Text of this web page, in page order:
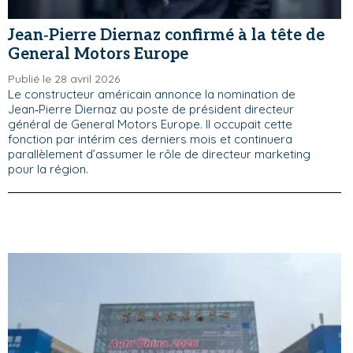
Jean‑Pierre Diernaz confirmé à la tête de
General Motors Europe
Publié le 28 avril 2026
Le constructeur américain annonce la nomination de
Jean‑Pierre Diernaz au poste de président directeur
général de General Motors Europe. Il occupait cette
fonction par intérim ces derniers mois et continuera
parallèlement d’assumer le rôle de directeur marketing
pour la région.